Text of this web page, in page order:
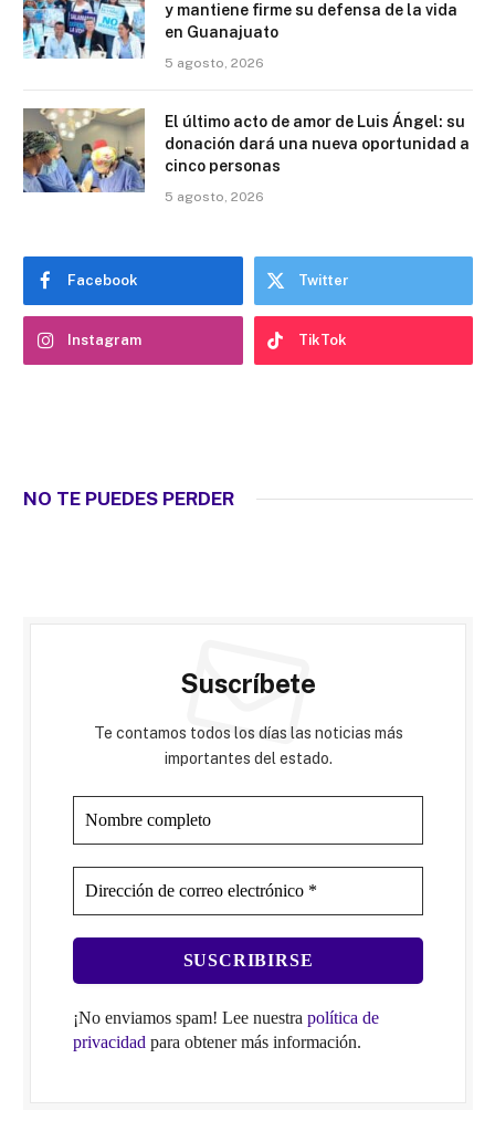
y mantiene firme su defensa de la vida
en Guanajuato
5 agosto, 2026
El último acto de amor de Luis Ángel: su
donación dará una nueva oportunidad a
cinco personas
5 agosto, 2026
Facebook Twitter
Instagram TikTok
NO TE PUEDES PERDER
Suscríbete
Te contamos todos los días las noticias más
importantes del estado.
¡No enviamos spam! Lee nuestra política de
privacidad para obtener más información.